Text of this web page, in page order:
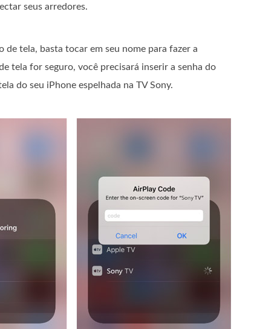
seus arredores.
tela, basta tocar em seu nome para fazer a
tela for seguro, você precisará inserir a senha do
do seu iPhone espelhada na TV Sony.